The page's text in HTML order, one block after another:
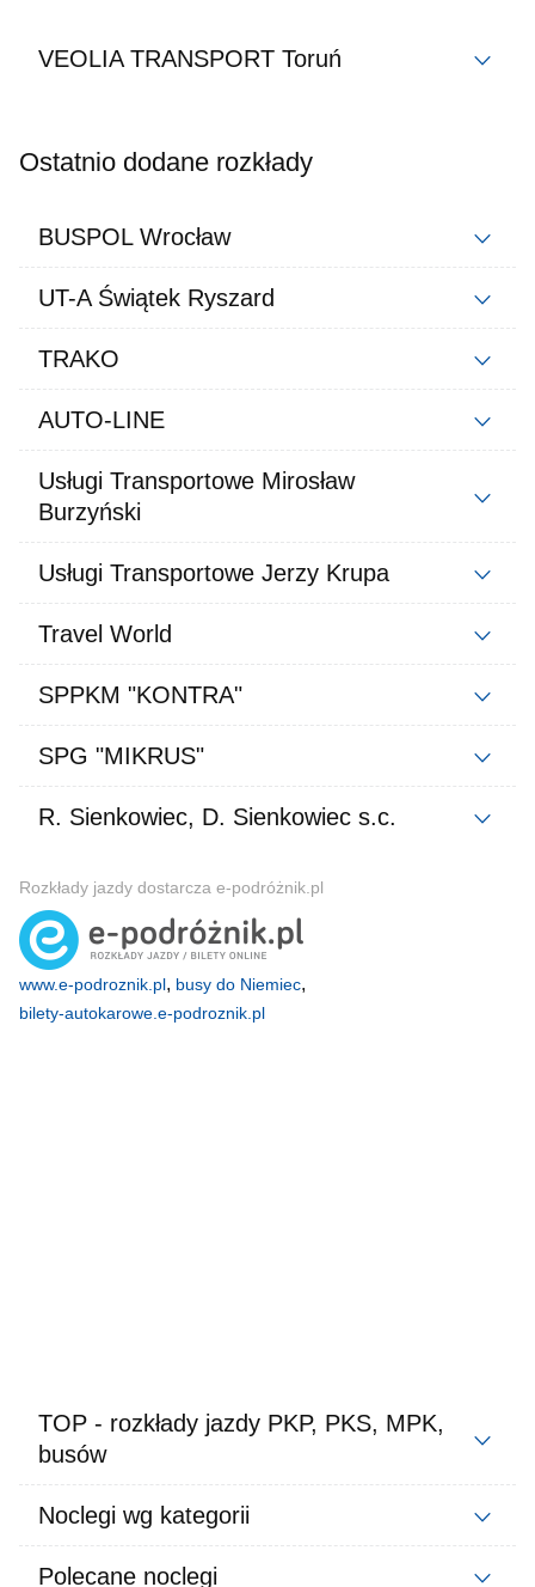
VEOLIA TRANSPORT Toruń
Ostatnio dodane rozkłady
BUSPOL Wrocław
UT-A Świątek Ryszard
TRAKO
AUTO-LINE
Usługi Transportowe Mirosław
Burzyński
Usługi Transportowe Jerzy Krupa
Travel World
SPPKM "KONTRA"
SPG "MIKRUS"
R. Sienkowiec, D. Sienkowiec s.c.
Rozkłady jazdy dostarcza e-podróżnik.pl
www.e-podroznik.pl, busy do Niemiec,
bilety-autokarowe.e-podroznik.pl
TOP - rozkłady jazdy PKP, PKS, MPK,
busów
Noclegi wg kategorii
Polecane noclegi